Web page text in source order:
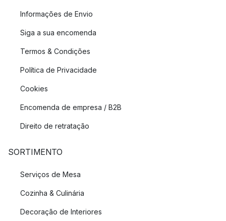
Informações de Envio
Siga a sua encomenda
Termos & Condições
Política de Privacidade
Cookies
Encomenda de empresa / B2B
Direito de retratação
SORTIMENTO
Serviços de Mesa
Cozinha & Culinária
Decoração de Interiores